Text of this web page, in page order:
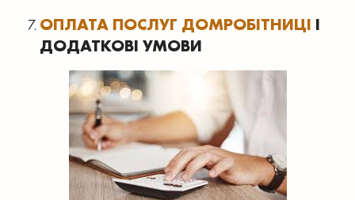
ОПЛАТА ПОСЛУГ ДОМРОБІТНИЦІ І
ДОДАТКОВІ УМОВИ